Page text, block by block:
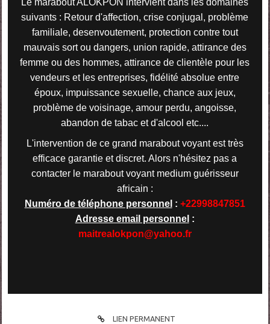
suivants : Retour d'affection, crise conjugal, problème
familiale, desenvoutement, protection contre tout
mauvais sort ou dangers, union rapide, attirance des
femme ou des hommes, attirance de clientèle pour les
vendeurs et les entreprises, fidélité absolue entre
époux, impuissance sexuelle, chance aux jeux,
problème de voisinage, amour perdu, angoisse,
abandon de tabac et d'alcool etc....
L'intervention de ce grand marabout voyant est très
efficace garantie et discret. Alors n'hésitez pas a
contacter le marabout voyant medium guérisseur
africain :
Numéro de téléphone personnel : +22998847851
Adresse email personnel :
maitrealokpon@yahoo.fr
LIEN PERMANENT